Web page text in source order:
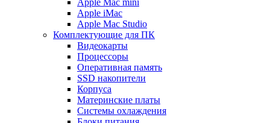
Apple Mac mini
Apple iMac
Apple Mac Studio
Комплектующие для ПК
Видеокарты
Процессоры
Оперативная память
SSD накопители
Корпуса
Материнские платы
Системы охлаждения